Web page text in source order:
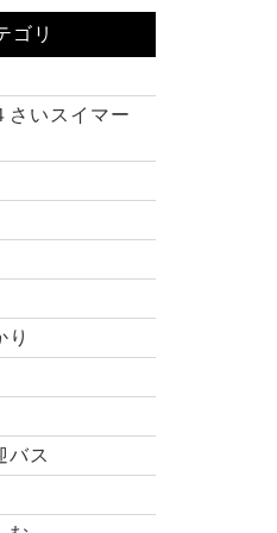
ゴリ
さいスイマー
り
バス